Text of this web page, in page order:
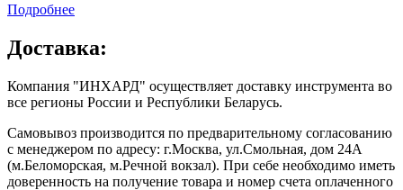
Подробнее
Доставка:
Компания "ИНХАРД" осуществляет доставку инструмента во
все регионы России и Республики Беларусь.
Самовывоз производится по предварительному согласованию
с менеджером по адресу: г.Москва, ул.Смольная, дом 24А
(м.Беломорская, м.Речной вокзал). При себе необходимо иметь
доверенность на получение товара и номер счета оплаченного